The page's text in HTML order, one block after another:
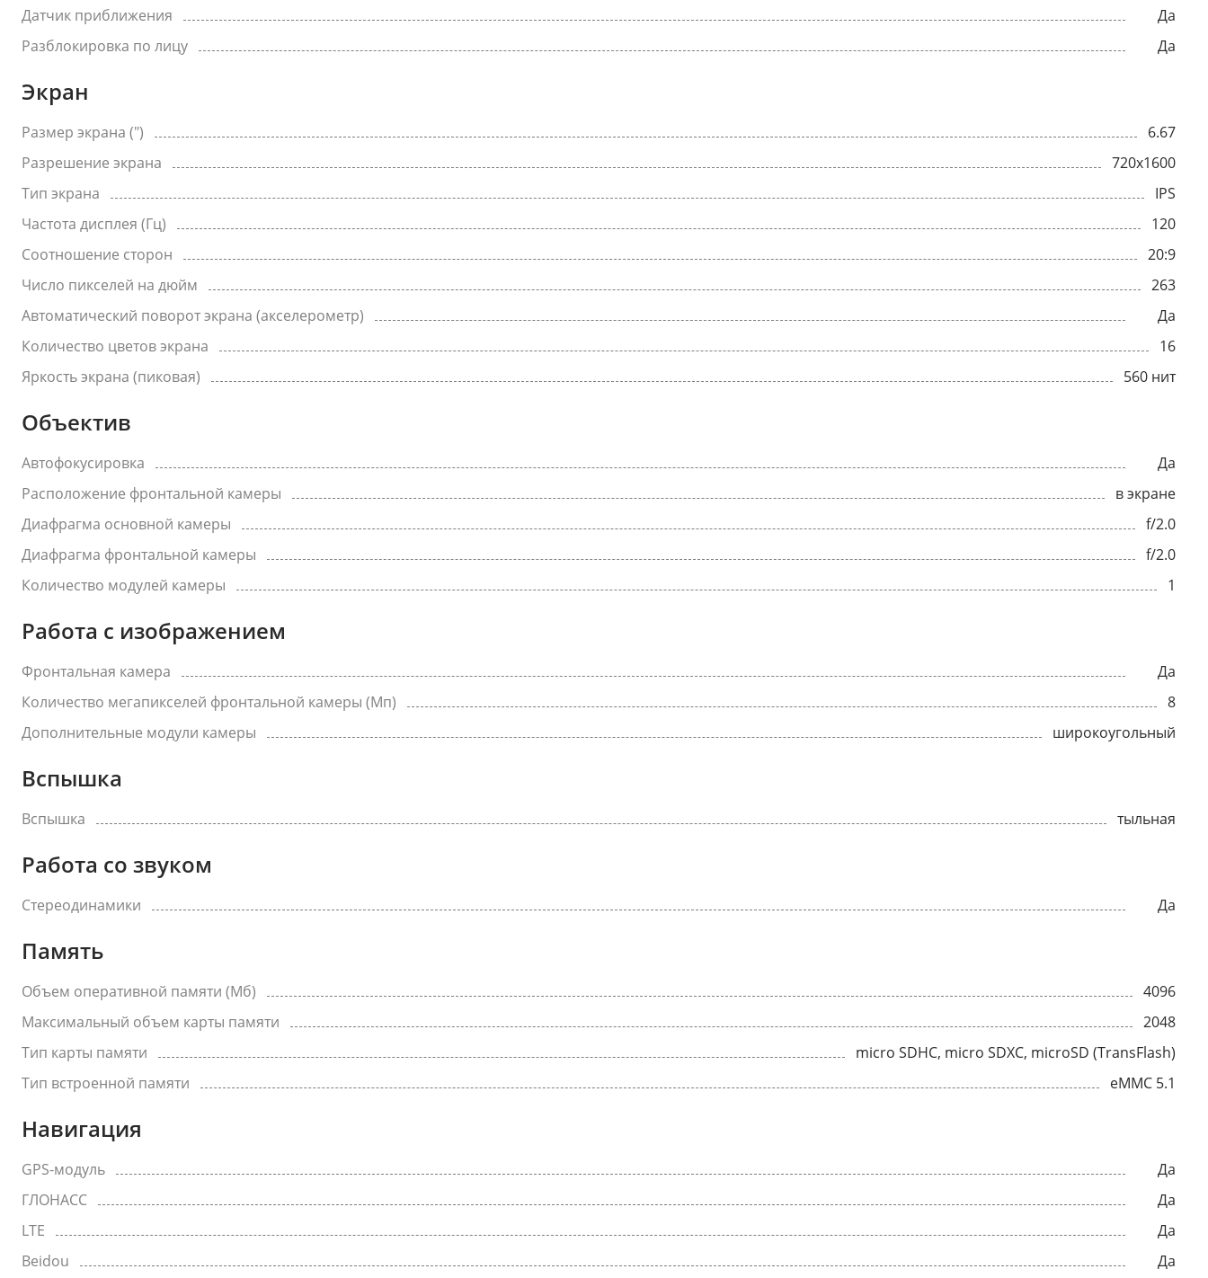
Датчик приближения
Да
Разблокировка по лицу
Да
Экран
Размер экрана (")
6.67
Разрешение экрана
720x1600
Тип экрана
IPS
Частота дисплея (Гц)
120
Соотношение сторон
20:9
Число пикселей на дюйм
263
Автоматический поворот экрана (акселерометр)
Да
Количество цветов экрана
16
Яркость экрана (пиковая)
560 нит
Объектив
Автофокусировка
Да
Расположение фронтальной камеры
в экране
Диафрагма основной камеры
f/2.0
Диафрагма фронтальной камеры
f/2.0
Количество модулей камеры
1
Работа с изображением
Фронтальная камера
Да
Количество мегапикселей фронтальной камеры (Мп)
8
Дополнительные модули камеры
широкоугольный
Вспышка
Вспышка тыльная
Работа со звуком
Стереодинамики Да
Память
Объем оперативной памяти (Мб)
4096
Максимальный объем карты памяти
2048
Тип карты памяти
micro SDHC, micro SDXC, microSD (TransFlash)
Тип встроенной памяти
eMMC 5.1
Навигация
GPS-модуль
Да
ГЛОНАСС
Да
LTE
Да
Beidou
Да